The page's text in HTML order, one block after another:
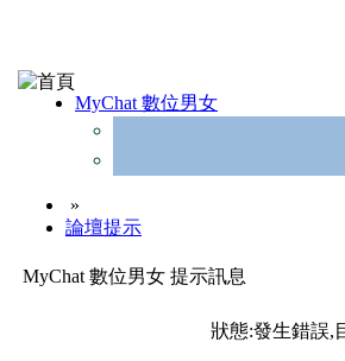
MyChat 數位男女
»
論壇提示
MyChat 數位男女 提示訊息
狀態:發生錯誤,